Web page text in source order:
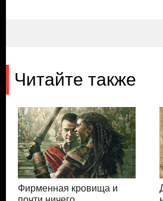
Читайте также
Фирменная кровища и